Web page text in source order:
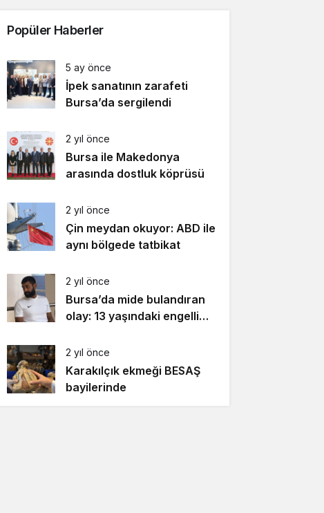
Popüler Haberler
5 ay önce
İpek sanatının zarafeti
Bursa’da sergilendi
2 yıl önce
Bursa ile Makedonya
arasında dostluk köprüsü
2 yıl önce
Çin meydan okuyor: ABD ile
aynı bölgede tatbikat
2 yıl önce
Bursa’da mide bulandıran
olay: 13 yaşındaki engelli
2 yıl önce
Karakılçık ekmeği BESAŞ
bayilerinde